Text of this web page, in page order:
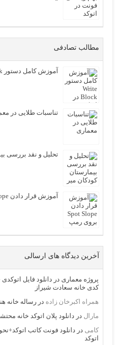
مطالب تصادفی
آموزش کامل دستور Write Block در اتوکد
تناسبات طلایی در
تحلیل و نقد بررسی
آموزش قرار دادن Spot Slope بروی رمپ در Revit
آخرین دیدگاه های ارسالی
پروژه معماری در دانلود فایل
کدی خانه سعادت شیراز
همراه اکبرخان زاده دررساله خانه
مارال در دانلود پلان اتوکد خانه
کامی در دانلود فونت کاتب
اتوکد